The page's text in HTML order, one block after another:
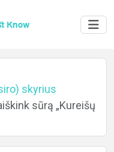
skyrius
sūrą „Kureišų